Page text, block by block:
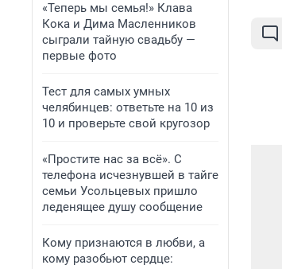
«Теперь мы семья!» Клава
Кока и Дима Масленников
сыграли тайную свадьбу —
первые фото
Тест для самых умных
челябинцев: ответьте на 10 из
10 и проверьте свой кругозор
«Простите нас за всё». С
телефона исчезнувшей в тайге
семьи Усольцевых пришло
леденящее душу сообщение
Кому признаются в любви, а
кому разобьют сердце: